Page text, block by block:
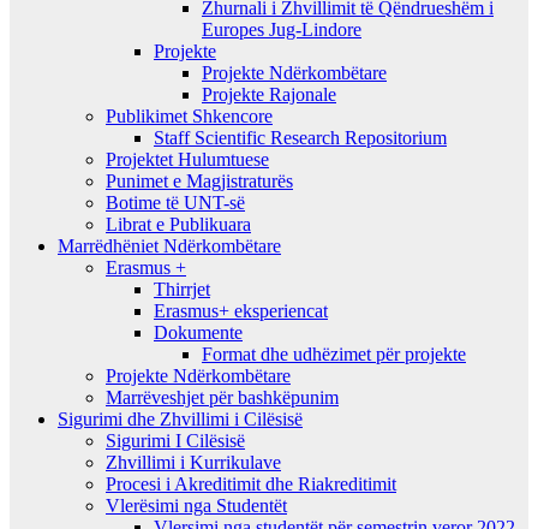
Zhurnali i Zhvillimit të Qëndrueshëm i
Europes Jug-Lindore
Projekte
Projekte Ndërkombëtare
Projekte Rajonale
Publikimet Shkencore
Staff Scientific Research Repositorium
Projektet Hulumtuese
Punimet e Magjistraturës
Botime të UNT-së
Librat e Publikuara
Marrëdhëniet Ndërkombëtare
Erasmus +
Thirrjet
Erasmus+ eksperiencat
Dokumente
Format dhe udhëzimet për projekte
Projekte Ndërkombëtare
Marrëveshjet për bashkëpunim
Sigurimi dhe Zhvillimi i Cilësisë
Sigurimi I Cilësisë
Zhvillimi i Kurrikulave
Procesi i Akreditimit dhe Riakreditimit
Vlerësimi nga Studentët